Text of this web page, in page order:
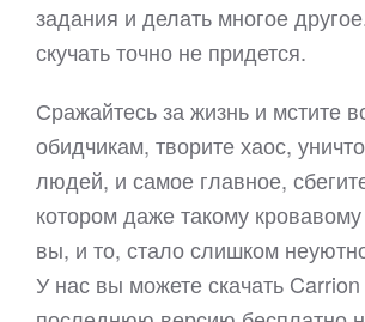
задания и делать многое
скучать точно не придется.
Сражайтесь за жизнь и мстите
обидчикам, творите хаос,
людей, и самое главное,
котором даже такому
вы, и то, стало слишком
У нас вы можете скачать Carrion